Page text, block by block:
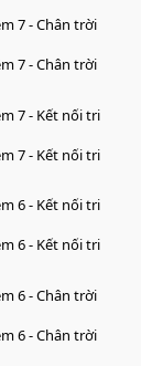
7 - Chân trời
7 - Chân trời
7 - Kết nối tri
7 - Kết nối tri
6 - Kết nối tri
6 - Kết nối tri
6 - Chân trời
6 - Chân trời